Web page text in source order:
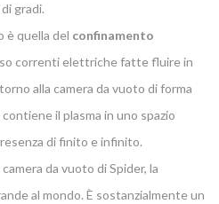
gradi.
è quella del confinamento
correnti elettriche fatte fluire in
alla camera da vuoto di forma
il plasma in uno spazio
di finito e infinito.
da vuoto di Spider, la
al mondo. È sostanzialmente un